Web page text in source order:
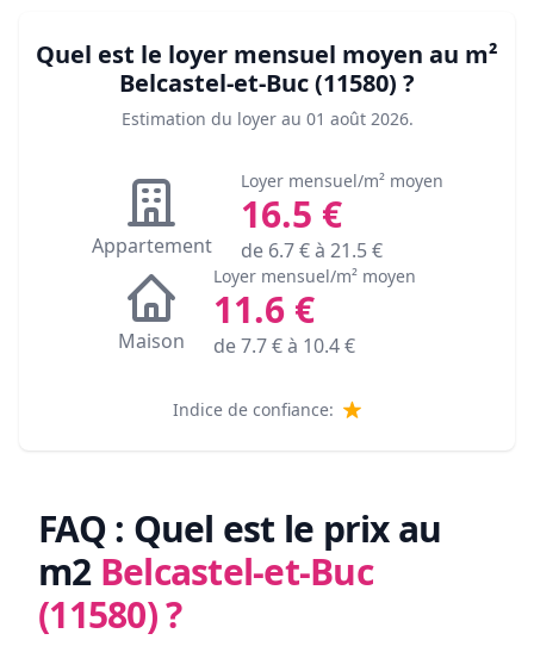
Quel est le loyer mensuel moyen au m²
Belcastel-et-Buc (11580) ?
Estimation du loyer au 01 août 2026.
Appartement
Loyer mensuel/m² moyen
16.5 €
de 6.7€ à 21.5€
Maison
Loyer mensuel/m² moyen
11.6 €
de7.7€ à 10.4€
Indice de confiance:
FAQ : Quel est le prix au
m2 Belcastel-et-Buc
(11580)?